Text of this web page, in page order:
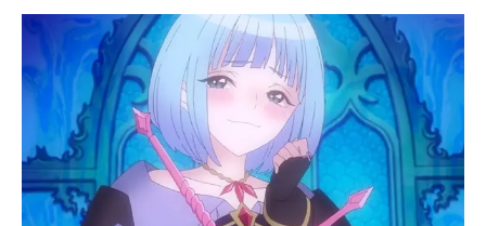
先陣を切って、TVアニメ『BLUERE
FLECTIONRAY/澪』が“アニメイズ
ム”枠ほかにて好評放送中です。この
たび、第11話「わたしに有罪宣告
を」のあらすじと先行カットが公開
されました！陽桜莉とモモは、瑠夏
の行方を追って聖イネス学園へと向
かう。そこで美弦たちから……。さ
らに『BLUEREFLECTIONRAY/澪』